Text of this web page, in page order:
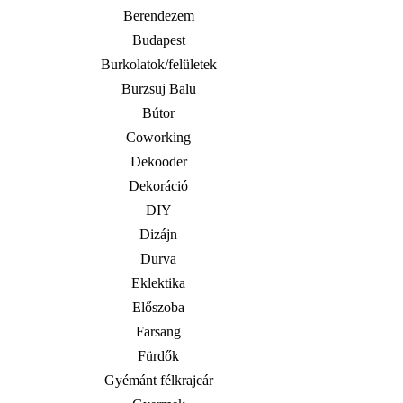
Berendezem
Budapest
Burkolatok/felületek
Burzsuj Balu
Bútor
Coworking
Dekooder
Dekoráció
DIY
Dizájn
Durva
Eklektika
Előszoba
Farsang
Fürdők
Gyémánt félkrajcár